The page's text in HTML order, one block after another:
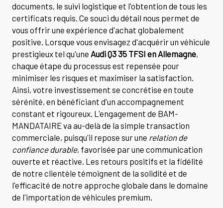
documents, le suivi logistique et l'obtention de tous les
certificats requis. Ce souci du détail nous permet de
vous offrir une expérience d'achat globalement
positive. Lorsque vous envisagez d'acquérir un véhicule
prestigieux tel qu'une Audi Q3 35 TFSI en Allemagne,
chaque étape du processus est repensée pour
minimiser les risques et maximiser la satisfaction.
Ainsi, votre investissement se concrétise en toute
sérénité, en bénéficiant d'un accompagnement
constant et rigoureux. L'engagement de BAM-
MANDATAIRE va au-delà de la simple transaction
commerciale, puisqu'il repose sur une relation de
confiance durable, favorisée par une communication
ouverte et réactive. Les retours positifs et la fidélité
de notre clientèle témoignent de la solidité et de
l'efficacité de notre approche globale dans le domaine
de l'importation de véhicules premium.